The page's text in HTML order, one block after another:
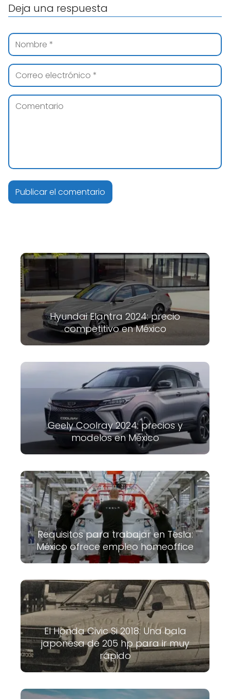
Deja una respuesta
Hyundai Elantra 2024: precio
competitivo en México
Geely Coolray 2024: precios y
modelos en México
Requisitos para trabajar en Tesla:
México ofrece empleo homeoffice
El Honda Civic Si 2018: Una bala
japonesa de 205 hp para ir muy
rápido